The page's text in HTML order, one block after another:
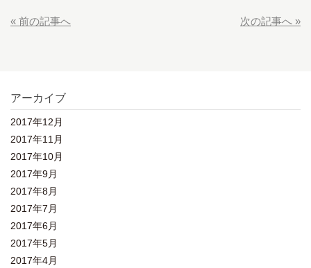
« 前の記事へ 次の記事へ »
アーカイブ
2017年12月
2017年11月
2017年10月
2017年9月
2017年8月
2017年7月
2017年6月
2017年5月
2017年4月